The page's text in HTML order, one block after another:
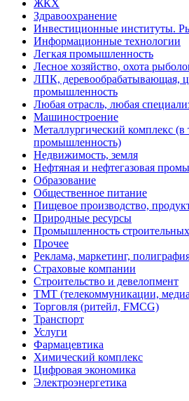
ЖКХ
Здравоохранение
Инвестиционные институты.
Информационные технологии
Легкая промышленность
Лесное хозяйство, охота
ЛПК, деревообрабатывающая,
промышленность
Любая отрасль, любая
Машиностроение
Металлургический комплекс (в
промышленность)
Недвижимость, земля
Нефтяная и нефтегазовая
Образование
Общественное питание
Пищевое производство,
Природные ресурсы
Промышленность
Прочее
Реклама, маркетинг,
Страховые компании
Строительство и девелопмент
ТМТ (телекоммуникации,
Торговля (ритейл, FMCG)
Транспорт
Услуги
Фармацевтика
Химический комплекс
Цифровая экономика
Электроэнергетика